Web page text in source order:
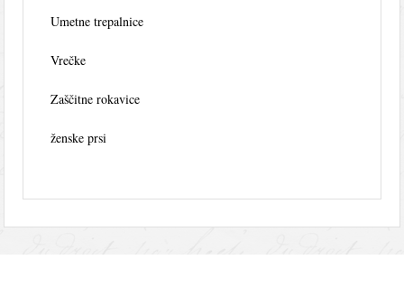
Umetne trepalnice
Vrečke
Zaščitne rokavice
ženske prsi